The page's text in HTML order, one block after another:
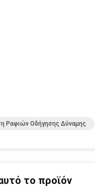
Ραφιών Οδήγησης Δύναμης
το προϊόν